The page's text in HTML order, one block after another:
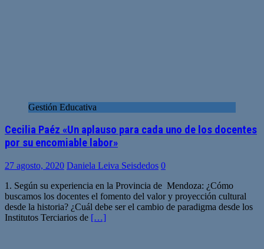
Gestión Educativa
Cecilia Paéz «Un aplauso para cada uno de los docentes
por su encomiable labor»
27 agosto, 2020 Daniela Leiva Seisdedos 0
1. Según su experiencia en la Provincia de Mendoza: ¿Cómo
buscamos los docentes el fomento del valor y proyección cultural
desde la historia? ¿Cuál debe ser el cambio de paradigma desde los
Institutos Terciarios de […]